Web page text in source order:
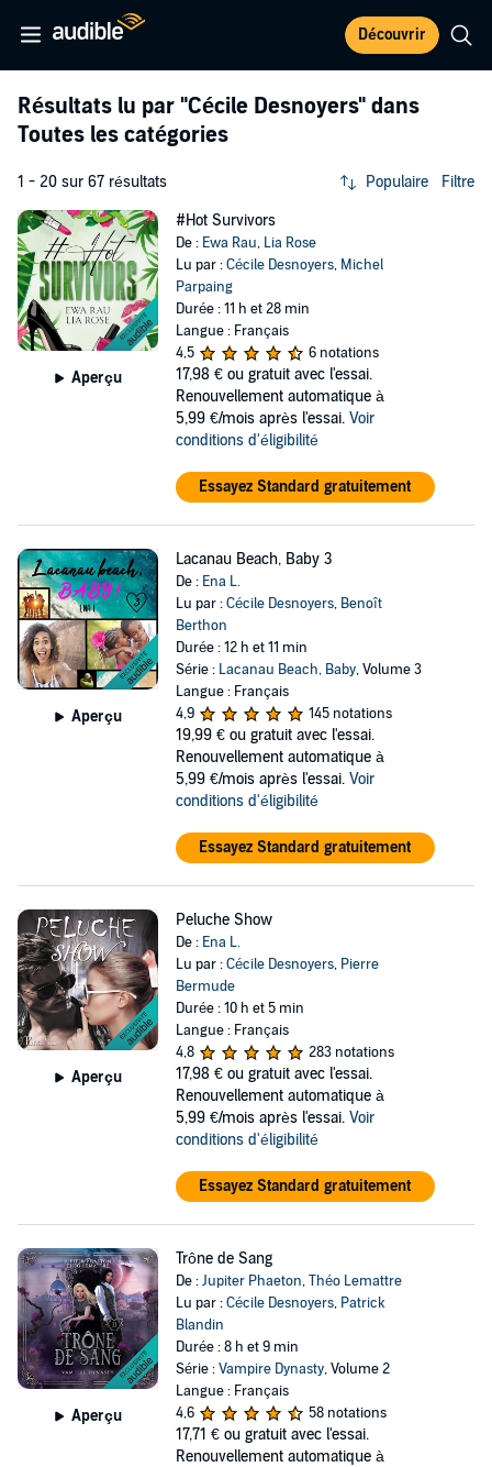
Découvrir
Résultats lu par "Cécile Desnoyers" dans
Toutes les catégories
1 - 20 sur 67 résultats Populaire Filtre
Aperçu
#Hot Survivors
De : Ewa Rau, Lia Rose
Lu par :Cécile Desnoyers, Michel
Parpaing
Durée : 11 h et 28 min
Langue : Français
4,5
6 notations
17,98 € ou gratuit avec l'essai.
Renouvellement automatique à
5,99 €/mois après l'essai. Voir
conditions d'éligibilité
Essayez Standard gratuitement
Aperçu
Lacanau Beach, Baby 3
De : Ena L.
Lu par :Cécile Desnoyers, Benoît
Berthon
Durée : 12 h et 11 min
Série : Lacanau Beach, Baby, Volume 3
Langue : Français
4,9
145 notations
19,99 € ou gratuit avec l'essai.
Renouvellement automatique à
5,99 €/mois après l'essai. Voir
conditions d'éligibilité
Essayez Standard gratuitement
Aperçu
Peluche Show
De : Ena L.
Lu par :Cécile Desnoyers, Pierre
Bermude
Durée : 10 h et 5 min
Langue : Français
4,8
283 notations
17,98 € ou gratuit avec l'essai.
Renouvellement automatique à
5,99 €/mois après l'essai. Voir
conditions d'éligibilité
Essayez Standard gratuitement
Aperçu
Trône de Sang
De :Jupiter Phaeton,Théo Lemattre
Lu par :Cécile Desnoyers, Patrick
Blandin
Durée : 8 h et 9 min
Série :Vampire Dynasty, Volume 2
Langue : Français
4,6
58 notations
17,71 € ou gratuit avec l'essai.
Renouvellement automatique à